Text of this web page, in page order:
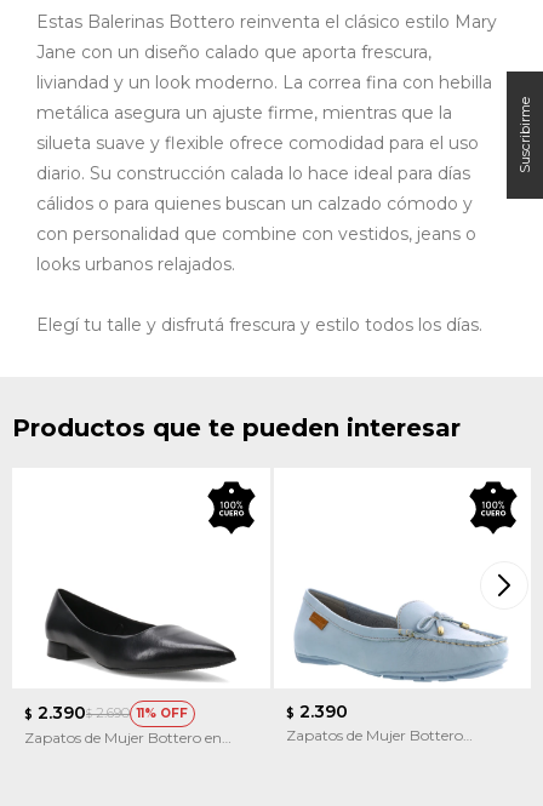
Estas Balerinas Bottero reinventa el clásico estilo Mary
Jane con un diseño calado que aporta frescura,
liviandad y un look moderno. La correa fina con hebilla
metálica asegura un ajuste firme, mientras que la
silueta suave y flexible ofrece comodidad para el uso
diario. Su construcción calada lo hace ideal para días
cálidos o para quienes buscan un calzado cómodo y
con personalidad que combine con vestidos, jeans o
looks urbanos relajados.
Elegí tu talle y disfrutá frescura y estilo todos los días.
Productos que te pueden interesar
$ 2.390$ 2.690 11
Zapatos de Mujer Bottero en
$ 2.390
Zapatos de Mujer Bottero